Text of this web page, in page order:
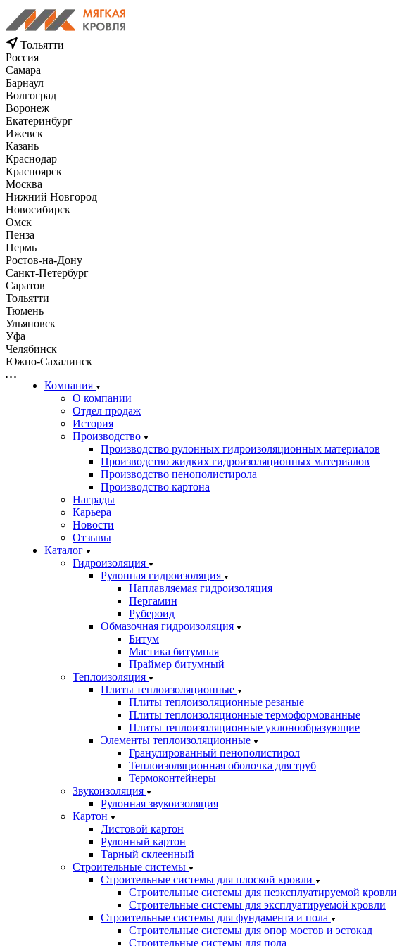
Тольятти
Россия
Самара
Барнаул
Волгоград
Воронеж
Екатеринбург
Ижевск
Казань
Краснодар
Красноярск
Москва
Нижний Новгород
Новосибирск
Омск
Пенза
Пермь
Ростов-на-Дону
Санкт-Петербург
Саратов
Тольятти
Тюмень
Ульяновск
Уфа
Челябинск
Южно-Сахалинск
Компания
О компании
Отдел продаж
История
Производство
Производство рулонных гидроизоляционных материалов
Производство жидких гидроизоляционных материалов
Производство пенополистирола
Производство картона
Награды
Карьера
Новости
Отзывы
Каталог
Гидроизоляция
Рулонная гидроизоляция
Наплавляемая гидроизоляция
Пергамин
Рубероид
Обмазочная гидроизоляция
Битум
Мастика битумная
Праймер битумный
Теплоизоляция
Плиты теплоизоляционные
Плиты теплоизоляционные резаные
Плиты теплоизоляционные термоформованные
Плиты теплоизоляционные уклонообразующие
Элементы теплоизоляционные
Гранулированный пенополистирол
Теплоизоляционная оболочка для труб
Термоконтейнеры
Звукоизоляция
Рулонная звукоизоляция
Картон
Листовой картон
Рулонный картон
Тарный склеенный
Строительные системы
Строительные системы для плоской кровли
Строительные системы для неэксплуатируемой кровли
Строительные системы для эксплуатируемой кровли
Строительные системы для фундамента и пола
Строительные системы для опор мостов и эстокад
Строительные системы для пола